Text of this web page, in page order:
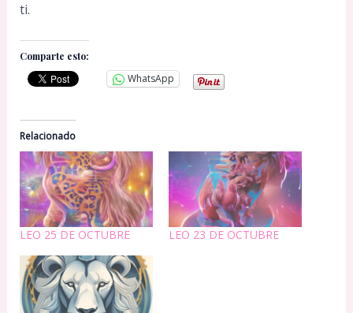
ti.
Comparte esto:
WhatsApp
Relacionado
LEO 25 DE OCTUBRE LEO 23 DE OCTUBRE